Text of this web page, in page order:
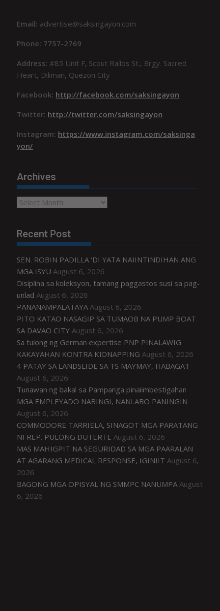
Email: advertise@saksingayon.com
Phone: 7757-2769
Address:#85 Unit F, Scout Rallos St., Brgy. Sacred
Heart, Diliman, Quezon City
Facebook: http://facebook.com/saksingayon
Twitter: http://twitter.com/saksingayon
Instagram: https://www.instagram.com/saksinga
yon/
Archives
Archives
Recent Post
SEN. ROBIN PADILLA ‘DI YATA NAIINTINDIHAN ANG
MGA ISYU August 6, 2026
Disiplina sa koleksyon, tamang paggastos susi sa pag-
unlad August 6, 2026
PANANAMPALATAYA August 6, 2026
PITO KATAO NASAGIP SA TUMAOB NA PUMP BOAT
SA DAVAO CITY August 6, 2026
Sa tulong ng German expertise PNP PINALAWIG
KAKAYAHAN KONTRA KIDNAPPING August 6, 2026
4 PATAY SA LANDSLIDE SA TS MAYMAY, HABAGAT
August 6, 2026
Tunawan ng bakal sa Pampanga pinaiimbestigahan
MGA EMPLEYADO NABINGI, NANLABO PANINGIN
August 6, 2026
COMMODORE TARRIELA, SINAGOT MGA PARATANG
NI REP. PULONG DUTERTE August 6, 2026
MAS MAHIGPIT NA SEGURIDAD SA MGA PAARALAN
AT AGARANG MEDICAL RESPONSE, IGINIIT August 6,
2026
BAGONG MGA OPISYAL NG SMMPC NANUMPA August
6, 2026